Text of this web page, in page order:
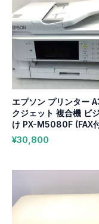
エプソン プリンター
クジェット 複合機 ビ
け PX-M5080F (FAX
¥30,800